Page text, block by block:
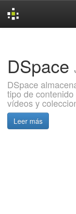
DSpace
DSpace
tipo de
vídeos y
Leer más